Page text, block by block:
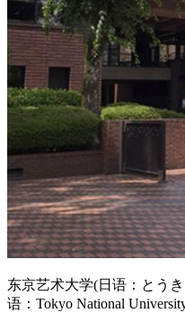
东京艺术大学(日语：とう
语：Tokyo National